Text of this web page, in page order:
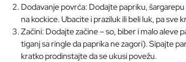
Dodavanje povrća: Dodajte papriku,
na kockice. Ubacite i praziluk ili beli luk, pa sve
Začini: Dodajte začine – so, biber i malo aleve
tiganj sa ringle da paprika ne zagori). Sipajte
kratko prodinstajte da se ukusi povežu.